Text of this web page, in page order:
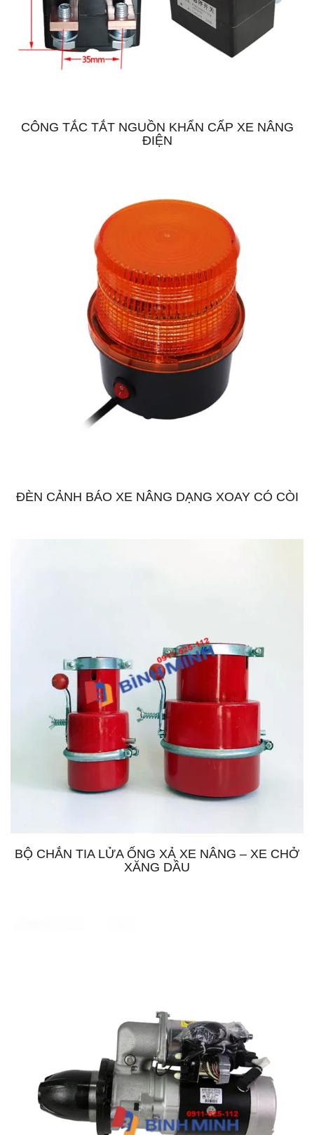
CÔNG TẮC TẮT NGUỒN KHẨN CẤP XE NÂNG
ĐIỆN
ĐÈN CẢNH BÁO XE NÂNG DẠNG XOAY CÓ CÒI
BỘ CHẮN TIA LỬA ỐNG XẢ XE NÂNG – XE CHỞ
XĂNG DẦU